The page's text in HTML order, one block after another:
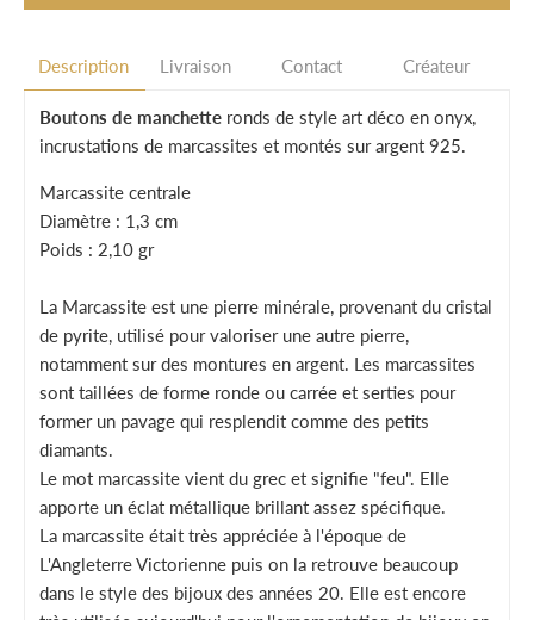
Description Livraison Contact Créateur
Boutons de manchette ronds de style art déco en onyx,
incrustations de marcassites et montés sur argent 925.
Marcassite centrale
Diamètre : 1,3 cm
Poids : 2,10 gr
La Marcassite est une pierre minérale, provenant du cristal
de pyrite, utilisé pour valoriser une autre pierre,
notamment sur des montures en argent. Les marcassites
sont taillées de forme ronde ou carrée et serties pour
former un pavage qui resplendit comme des petits
diamants.
Le mot marcassite vient du grec et signifie "feu". Elle
apporte un éclat métallique brillant assez spécifique.
La marcassite était très appréciée à l'époque de
L'Angleterre Victorienne puis on la retrouve beaucoup
dans le style des bijoux des années 20. Elle est encore